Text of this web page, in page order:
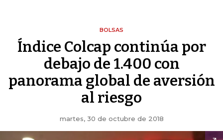
BOLSAS
Índice Colcap continúa por
debajo de 1.400 con
panorama global de aversión
al riesgo
martes, 30 de octubre de 2018